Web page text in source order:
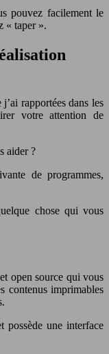
pouvez facilement le
« taper ».
rapportées dans les
votre attention de
aider ?
de programmes,
chose qui vous
open source qui vous
contenus imprimables
possède une interface